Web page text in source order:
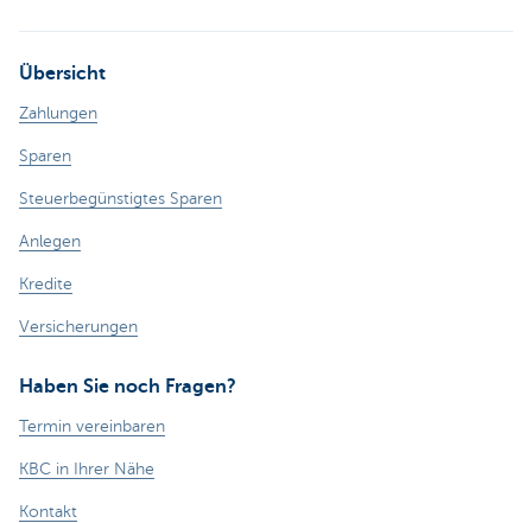
Übersicht
Zahlungen
Sparen
Steuerbegünstigtes Sparen
Anlegen
Kredite
Versicherungen
Haben Sie noch Fragen?
Termin vereinbaren
KBC in Ihrer Nähe
Kontakt